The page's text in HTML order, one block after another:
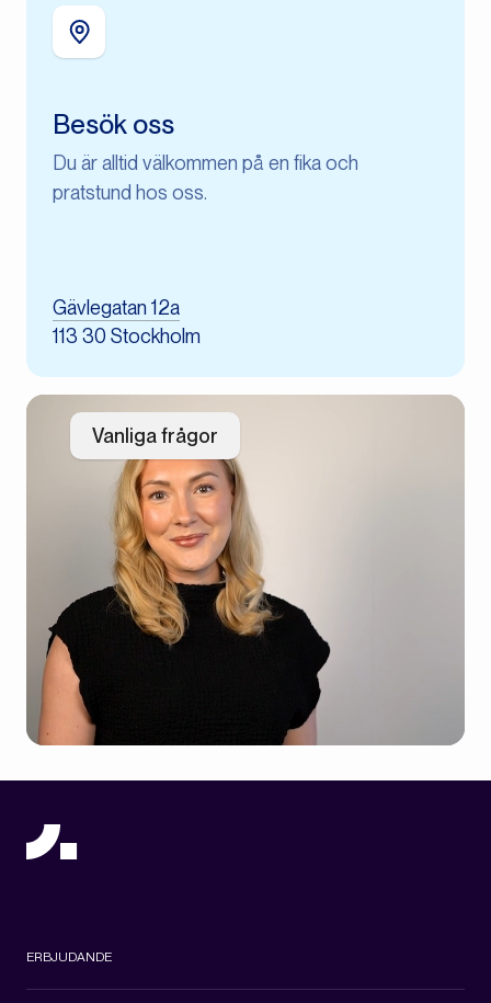
Besök oss
Du är alltid välkommen på en fika och
pratstund hos oss.
Gävlegatan 12a
113 30 Stockholm
Vanliga frågor
ERBJUDANDE